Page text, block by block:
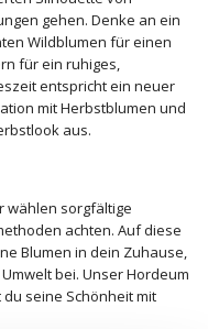
gehen. Denke an ein
Wildblumen für einen
für ein ruhiges,
entspricht ein neuer
mit Herbstblumen und
aus.
wählen sorgfältige
achten. Auf diese
Blumen in dein Zuhause,
bei. Unser Hordeum
seine Schönheit mit